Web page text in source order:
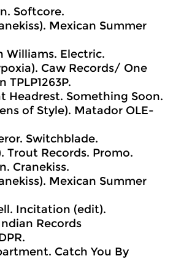
Softcore.
Mexican Summer
Williams. Electric.
Caw Records/ One
Headrest. Something Soon.
of Style). Matador OLE-
Switchblade.
Trout Records. Promo.
Cranekiss.
Mexican Summer
Incitation (edit).
Records
Catch You By